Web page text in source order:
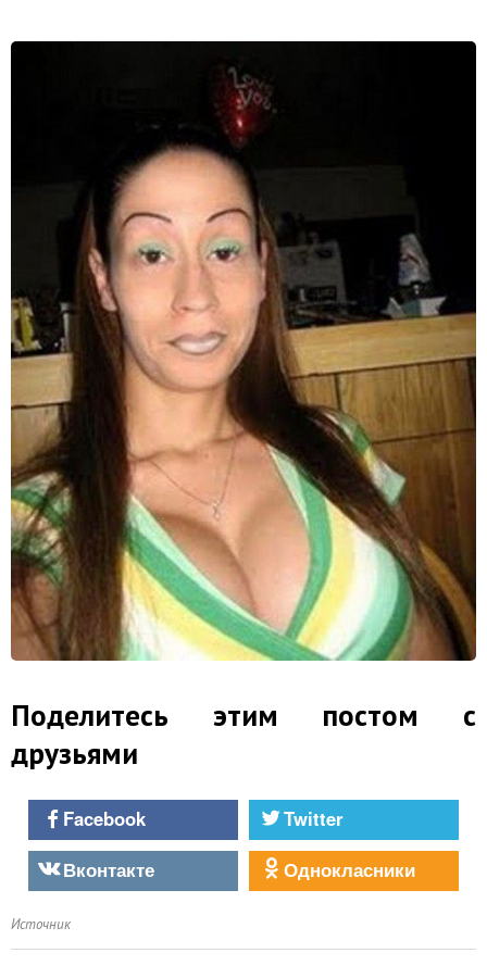
Поделитесь этим постом с
друзьями
Facebook
Twitter
Вконтакте
Однокласники
Источник